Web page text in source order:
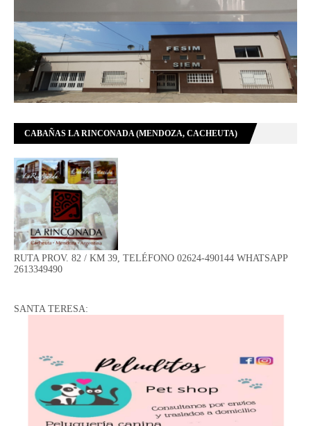
CABAÑAS LA RINCONADA (MENDOZA, CACHEUTA)
RUTA PROV. 82 / KM 39, TELÉFONO 02624-490144 WHATSAPP
2613349490
SANTA TERESA: